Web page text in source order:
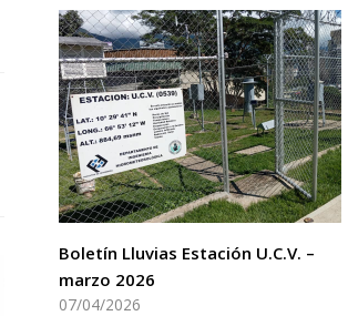
Boletín Lluvias Estación U.C.V. –
marzo 2026
07/04/2026